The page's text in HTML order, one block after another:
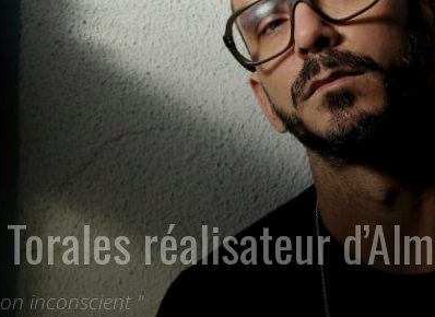
réalisateur
inconscient "